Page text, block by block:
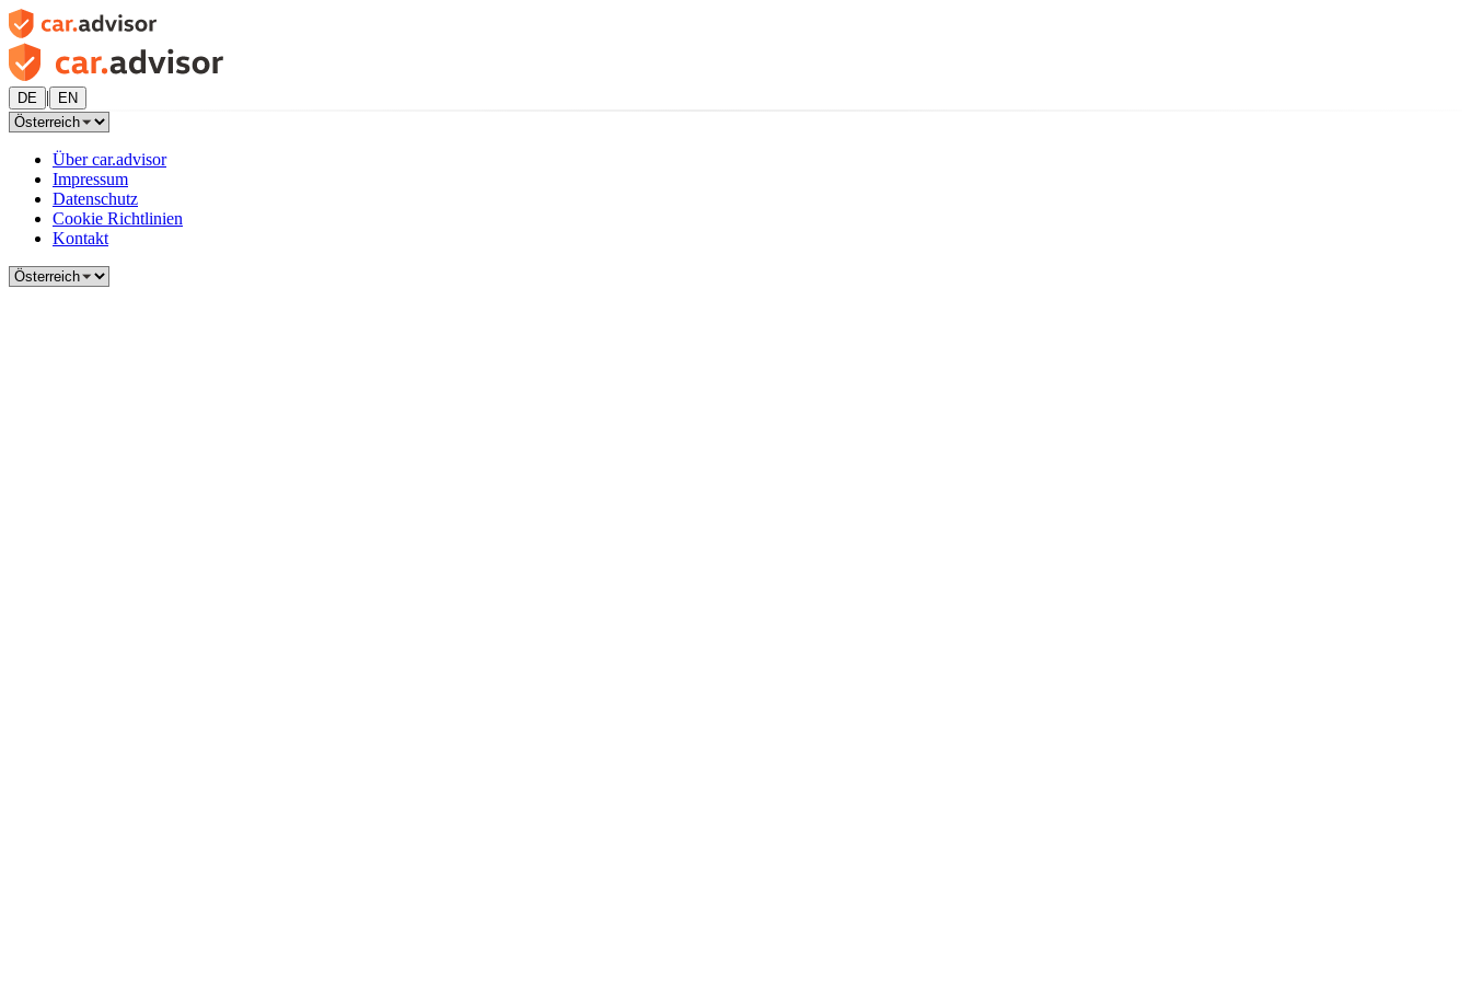
DE | EN
Über car.advisor
Impressum
Datenschutz
Cookie Richtlinien
Kontakt